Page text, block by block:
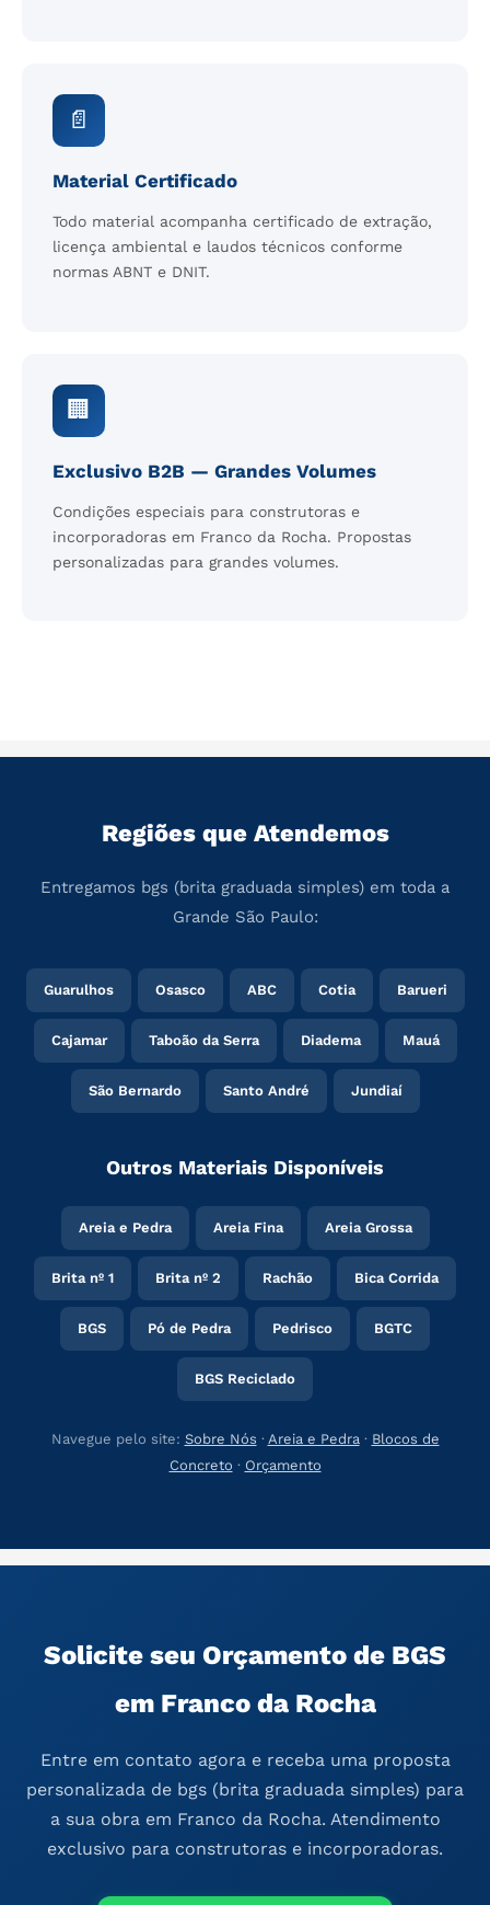
📄
Material Certificado
Todo material acompanha certificado de extração,
licença ambiental e laudos técnicos conforme
normas ABNT e DNIT.
🏢
Exclusivo B2B — Grandes Volumes
Condições especiais para construtoras e
incorporadoras em Franco da Rocha. Propostas
personalizadas para grandes volumes.
Regiões que Atendemos
Entregamos bgs (brita graduada simples) em toda a
Grande São Paulo:
Guarulhos Osasco ABC Cotia Barueri
Cajamar Taboão da Serra Diadema Mauá
São Bernardo Santo André Jundiaí
Outros Materiais Disponíveis
Areia e Pedra Areia Fina Areia Grossa
Brita nº 1 Brita nº 2 Rachão Bica Corrida
BGS Pó de Pedra Pedrisco BGTC
BGS Reciclado
Navegue pelo site: Sobre Nós · Areia e Pedra · Blocos de
Concreto · Orçamento
Solicite seu Orçamento de BGS
em Franco da Rocha
Entre em contato agora e receba uma proposta
personalizada de bgs (brita graduada simples) para
a sua obra em Franco da Rocha. Atendimento
exclusivo para construtoras e incorporadoras.